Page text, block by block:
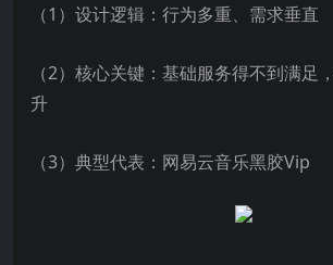
（1）设计逻辑：行为多重、需求垂直
（2）核心关键：基础服务得不到满足
升
（3）典型代表：网易云音乐黑胶Vip